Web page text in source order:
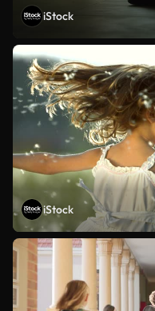
iStock
iStock